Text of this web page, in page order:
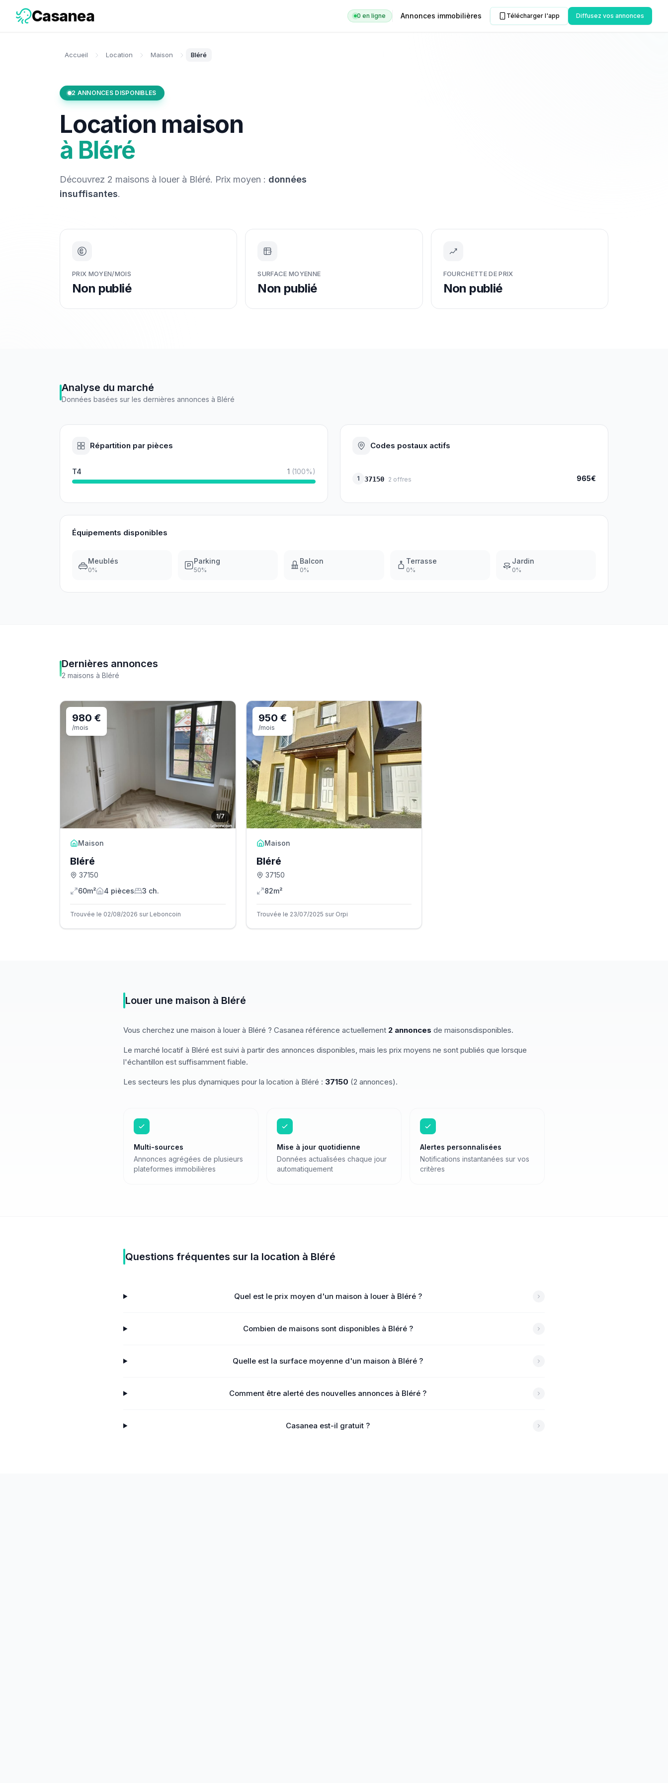
Casanea 0 en ligne Annonces immobilières Télécharger l'app Diffusez vos annonces
Accueil Location Maison Bléré
2 ANNONCES DISPONIBLES
Location maison
à Bléré
Découvrez 2 maisons à louer à Bléré. Prix moyen : données
insuffisantes.
PRIX MOYEN/MOIS
Non publié
m²
SURFACE MOYENNE
Non publié
FOURCHETTE DE PRIX
Non publié
Analyse du marché
Données basées sur les dernières annonces à Bléré
Répartition par pièces
T4 1 (100%)
Codes postaux actifs
1 37150 2 offres 965€
Équipements disponibles
Meublés
0%
Parking
50%
Balcon
0%
Terrasse
0%
Jardin
0%
Dernières annonces
2 maisons à Bléré
1/7
980 €
/mois
Maison
Bléré
37150
60m²
4 pièces 3 ch.
Trouvée le 02/08/2026 sur Leboncoin
950 €
/mois
Maison
Bléré
37150
82m²
Trouvée le 23/07/2025 sur Orpi
Louer une maison à Bléré
Vous cherchez une maison à louer à Bléré ? Casanea référence actuellement 2 annonces de maisonsdisponibles.
Le marché locatif à Bléré est suivi à partir des annonces disponibles, mais les prix moyens ne sont publiés que lorsque
l'échantillon est suffisamment fiable.
Les secteurs les plus dynamiques pour la location à Bléré : 37150 (2 annonces).
Multi-sources
Annonces agrégées de plusieurs
plateformes immobilières
Mise à jour quotidienne
Données actualisées chaque jour
automatiquement
Alertes personnalisées
Notifications instantanées sur vos
critères
Questions fréquentes sur la location à Bléré
Quel est le prix moyen d'un maison à louer à Bléré ?
Combien de maisons sont disponibles à Bléré ?
Quelle est la surface moyenne d'un maison à Bléré ?
Comment être alerté des nouvelles annonces à Bléré ?
Casanea est-il gratuit ?